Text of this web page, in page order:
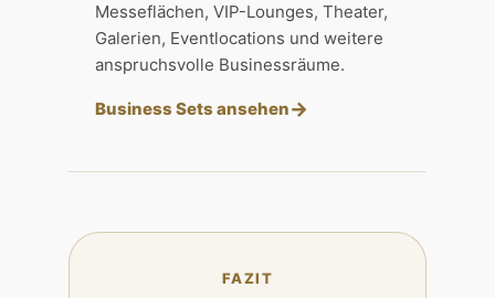
Messeflächen, VIP-Lounges, Theater,
Galerien, Eventlocations und weitere
anspruchsvolle Businessräume.
Business Sets ansehen→
FAZIT